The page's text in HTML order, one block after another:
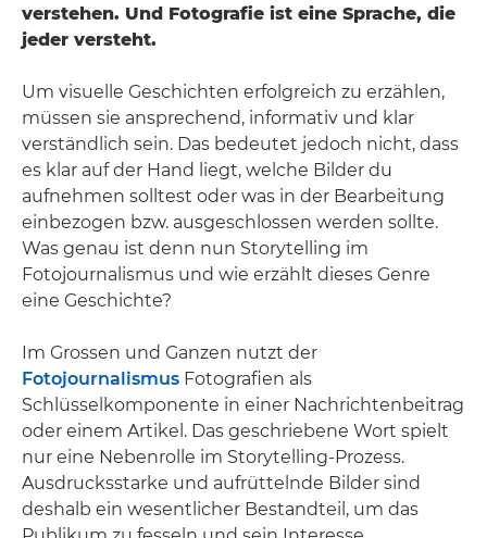
verstehen. Und Fotografie ist eine Sprache, die
jeder versteht.
Um visuelle Geschichten erfolgreich zu erzählen,
müssen sie ansprechend, informativ und klar
verständlich sein. Das bedeutet jedoch nicht, dass
es klar auf der Hand liegt, welche Bilder du
aufnehmen solltest oder was in der Bearbeitung
einbezogen bzw. ausgeschlossen werden sollte.
Was genau ist denn nun Storytelling im
Fotojournalismus und wie erzählt dieses Genre
eine Geschichte?
Im Grossen und Ganzen nutzt der
Fotojournalismus Fotografien als
Schlüsselkomponente in einer Nachrichtenbeitrag
oder einem Artikel. Das geschriebene Wort spielt
nur eine Nebenrolle im Storytelling-Prozess.
Ausdrucksstarke und aufrüttelnde Bilder sind
deshalb ein wesentlicher Bestandteil, um das